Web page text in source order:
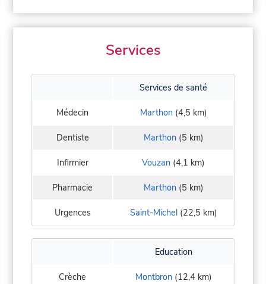
Services
Services de santé
Médecin Marthon(4,5 km)
Dentiste Marthon(5 km)
Infirmier Vouzan (4,1 km)
Pharmacie Marthon(5 km)
Urgences Saint-Michel(22,5 km)
Education
Crèche Montbron(12,4 km)